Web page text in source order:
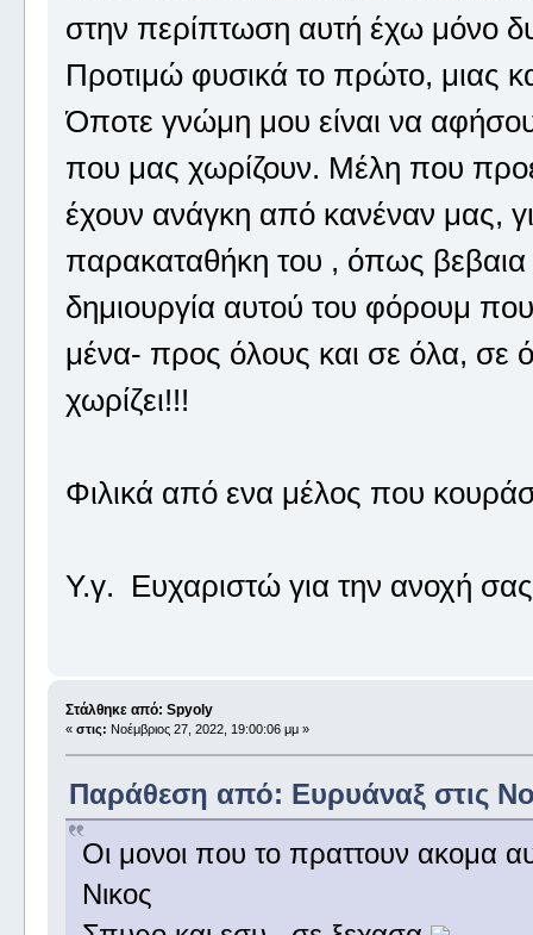
στην περίπτωση αυτή έχω μόνο
Προτιμώ φυσικά το πρώτο, μιας
Όποτε γνώμη μου είναι να
που μας χωρίζουν. Μέλη που
έχουν ανάγκη από κανέναν μας,
παρακαταθήκη του , όπως βεβαια
δημιουργία αυτού του φόρουμ
μένα- προς όλους και σε όλα, σε
χωρίζει!!!
Φιλικά από ενα μέλος που
Υ.γ. Ευχαριστώ για την ανοχή
Στάλθηκε από: Spyoly
« στις: Νοέμβριος 27, 2022, 19:00:06 μμ »
Παράθεση από: Ευρυάναξ στις
Οι μονοι που το πραττουν ακομα
Νικος